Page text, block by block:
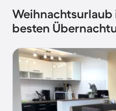
Weihnachtsurlaub
besten